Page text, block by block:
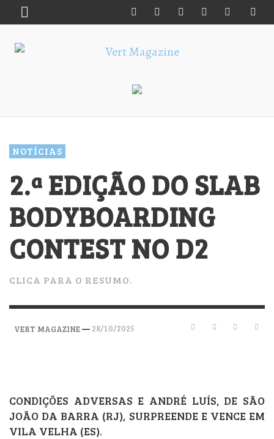
NOTÍCIAS
2.ª EDIÇÃO DO SLAB
BODYBOARDING
CONTEST NO D2
CLICA PARA O RESUMO.
VERT MAGAZINE— 28/10/2025
CONDIÇÕES ADVERSAS E ANDRÉ LUÍS, DE SÃO
JOÃO DA BARRA (RJ), SURPREENDE E VENCE EM
VILA VELHA (ES).